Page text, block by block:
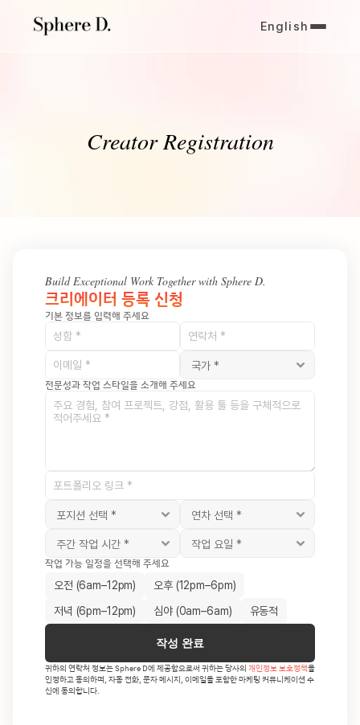
English
Creator Registration
Build Exceptional Work Together with Sphere D.
크리에이터 등록 신청
기본 정보를 입력해 주세요
전문성과 작업 스타일을 소개해 주세요
작업 가능 일정을 선택해 주세요
오전 (6am–12pm)
오후 (12pm–6pm)
저녁 (6pm–12pm)
심야 (0am–6am) 유동적
작성 완료
귀하의 연락처 정보는 Sphere D에 제공함으로써 귀하는 당사의 개인정보 보호정책을
인정하고 동의하며, 자동 전화, 문자 메시지, 이메일을 포함한 마케팅 커뮤니케이션 수
신에 동의합니다.